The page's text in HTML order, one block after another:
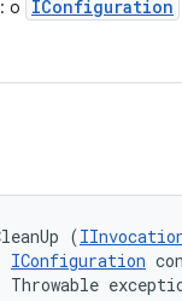
: o IConfiguration
(
IConfiguration
Throwable